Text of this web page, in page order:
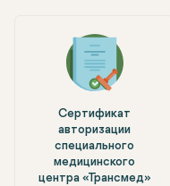
Сертификат
авторизации
специального
медицинского
центра «Трансмед»